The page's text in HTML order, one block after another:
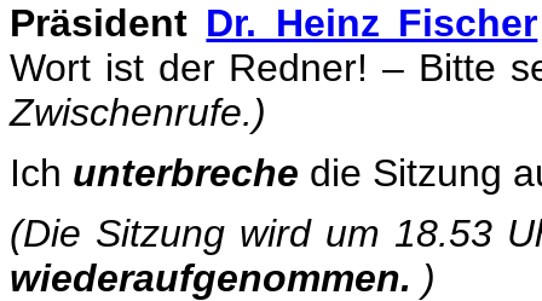
Präsident Dr. Heinz Fischer
Wort ist der Redner! – Bitte
Zwischenrufe.)
Ich unterbreche die Sitzung
(Die Sitzung wird um 18.53
wiederaufgenommen. )